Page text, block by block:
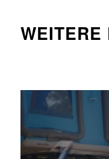
WEITERE